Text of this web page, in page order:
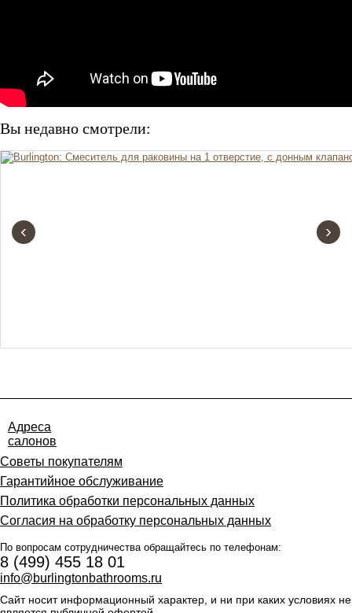
Вы недавно смотрели:
‹ ›
Адреса
салонов
Советы покупателям
Гарантийное обслуживание
Политика обработки персональных данных
Согласия на обработку персональных данных
По вопросам сотрудничества обращайтесь по телефонам:
8 (499) 455 18 01
info@burlingtonbathrooms.ru
Сайт носит информационный характер, и ни при каких условиях не